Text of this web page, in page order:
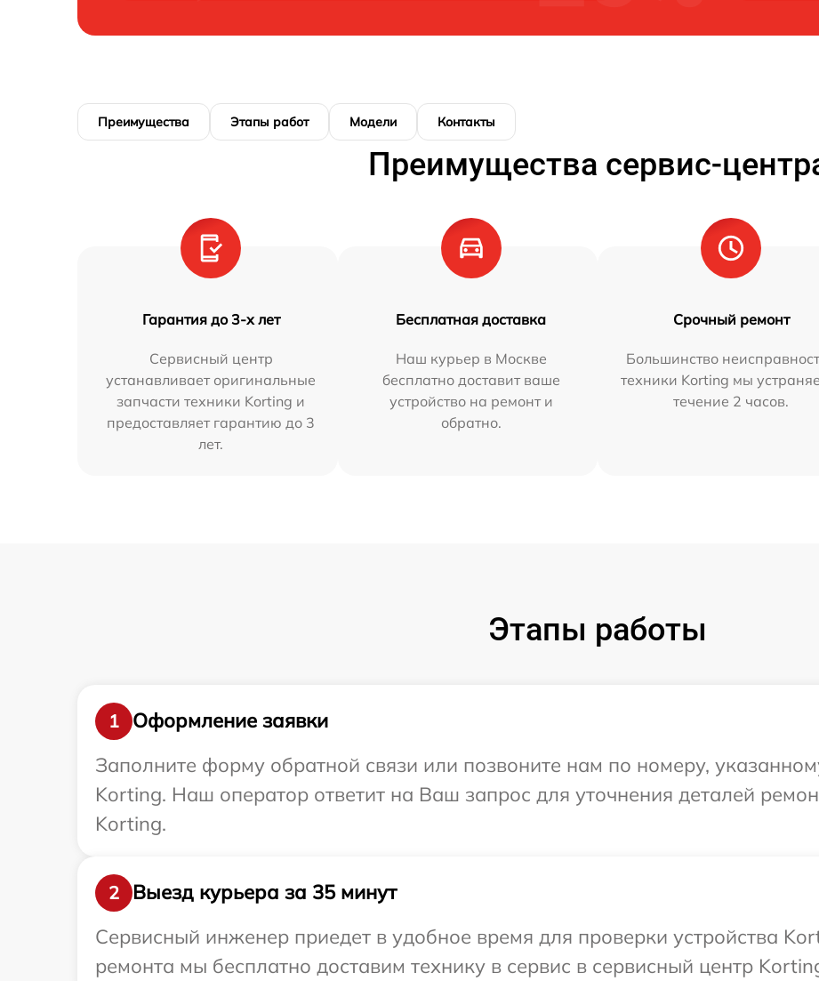
Преимущества Этапы работ Модели Контакты
Преимущества сервис-
Гарантия до 3-х лет
Сервисный центр
устанавливает оригинальные
запчасти техники Korting и
предоставляет гарантию до 3
лет.
Бесплатная доставка
Наш курьер в Москве
бесплатно доставит ваше
устройство на ремонт и
обратно.
Срочный ремонт
Большинство
техники Korting мы
течение 2 часов.
Этапы работы
1
Оформление заявки
Заполните форму обратной связи или позвоните нам по номеру,
Korting. Наш оператор ответит на Ваш запрос для уточнения деталей
Korting.
2
Выезд курьера за 35 минут
Сервисный инженер приедет в удобное время для проверки устройства
ремонта мы бесплатно доставим технику в сервис в сервисный центр